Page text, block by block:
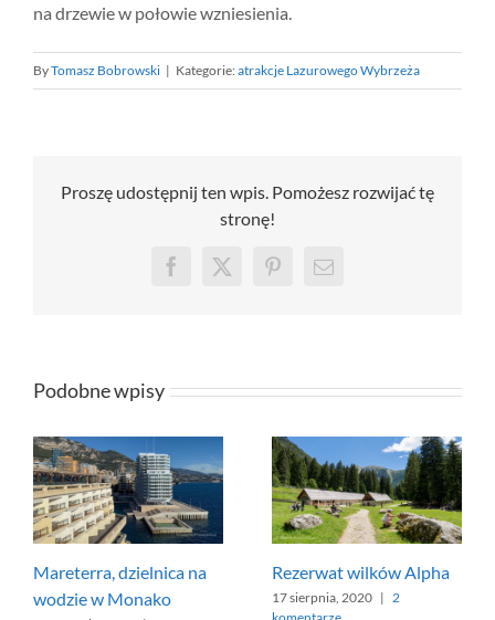
na drzewie w połowie wzniesienia.
ByTomasz Bobrowski | Kategorie:atrakcje Lazurowego Wybrzeża
Proszę udostępnij ten wpis. Pomożesz rozwijać tę
stronę!
Facebook
X PinterestEmail
Podobne wpisy
Mareterra, dzielnica na
wodzie w Monako
Rezerwat wilków Alpha
17 sierpnia, 2020 | 2